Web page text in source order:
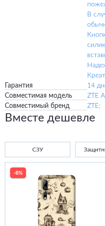
В
Гарантия
14
Совместимая модель
ZTE
Совместимый бренд
ZTE;
Вместе дешевле
СЗУ
-8%